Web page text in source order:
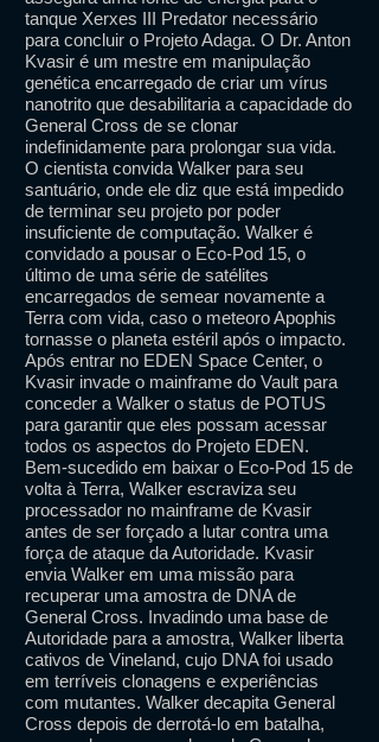
tanque Xerxes III Predator necessário
para concluir o Projeto Adaga. O Dr. Anton
Kvasir é um mestre em manipulação
genética encarregado de criar um vírus
nanotrito que desabilitaria a capacidade do
General Cross de se clonar
indefinidamente para prolongar sua vida.
O cientista convida Walker para seu
santuário, onde ele diz que está impedido
de terminar seu projeto por poder
insuficiente de computação. Walker é
convidado a pousar o Eco-Pod 15, o
último de uma série de satélites
encarregados de semear novamente a
Terra com vida, caso o meteoro Apophis
tornasse o planeta estéril após o impacto.
Após entrar no EDEN Space Center, o
Kvasir invade o mainframe do Vault para
conceder a Walker o status de POTUS
para garantir que eles possam acessar
todos os aspectos do Projeto EDEN.
Bem-sucedido em baixar o Eco-Pod 15 de
volta à Terra, Walker escraviza seu
processador no mainframe de Kvasir
antes de ser forçado a lutar contra uma
força de ataque da Autoridade. Kvasir
envia Walker em uma missão para
recuperar uma amostra de DNA de
General Cross. Invadindo uma base de
Autoridade para a amostra, Walker liberta
cativos de Vineland, cujo DNA foi usado
em terríveis clonagens e experiências
com mutantes. Walker decapita General
Cross depois de derrotá-lo em batalha,